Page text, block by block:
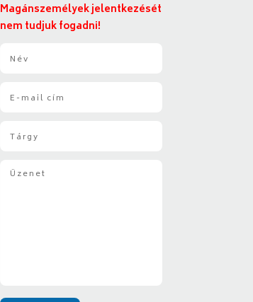
Magánszemélyek jelentkezését
nem tudjuk fogadni!